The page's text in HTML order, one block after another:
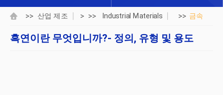
>> 산업 제조 > >> Industrial Materials >> 금속
흑연이란 무엇입니까?- 정의, 유형 및 용도